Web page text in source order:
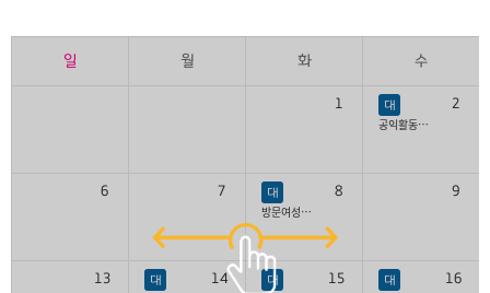
일 월 화 수
1 대
공익활동가학교 새싹과정
2
6 7 대
방문여성이동노동자 커피쿠폰사업 오리엔테이션
8 9
13 대 14 대 15 대 16